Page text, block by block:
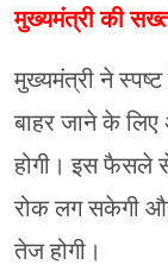
मुख्यमंत्री की
मुख्यमंत्री ने
बाहर जाने के
होगी। इस फैसले
रोक लग सकेगी
तेज होगी।